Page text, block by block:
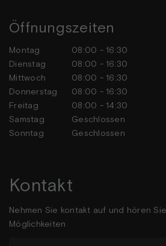
Öffnungszeiten
Montag
08:00 - 16:30
Dienstag
08:00 - 16:30
Mittwoch
08:00 - 16:30
Donnerstag
08:00 - 16:30
Freitag
08:00 - 14:30
Samstag
Geschlossen
Sonntag
Geschlossen
Kontakt
Nehmen Sie kontakt auf und hören
Möglichkeiten